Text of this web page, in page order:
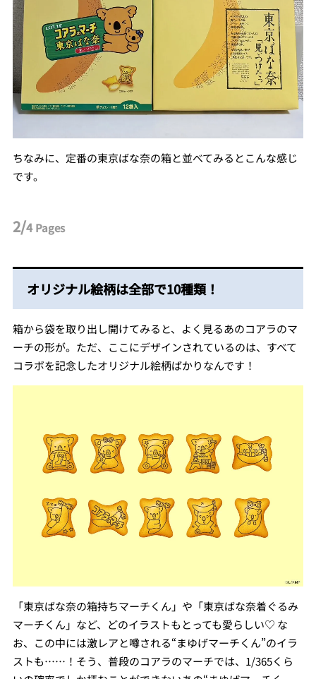
ちなみに、定番の東京ばな奈の箱と並べてみるとこんな感じ
です。
2/4Pages
オリジナル絵柄は全部で10種類！
箱から袋を取り出し開けてみると、よく見るあのコアラのマ
ーチの形が。ただ、ここにデザインされているのは、すべて
コラボを記念したオリジナル絵柄ばかりなんです！
「東京ばな奈の箱持ちマーチくん」や「東京ばな奈着ぐるみ
マーチくん」など、どのイラストもとっても愛らしい♡ な
お、この中には激レアと噂される“まゆげマーチくん”のイラ
ストも……！そう、普段のコアラのマーチでは、1/365くら